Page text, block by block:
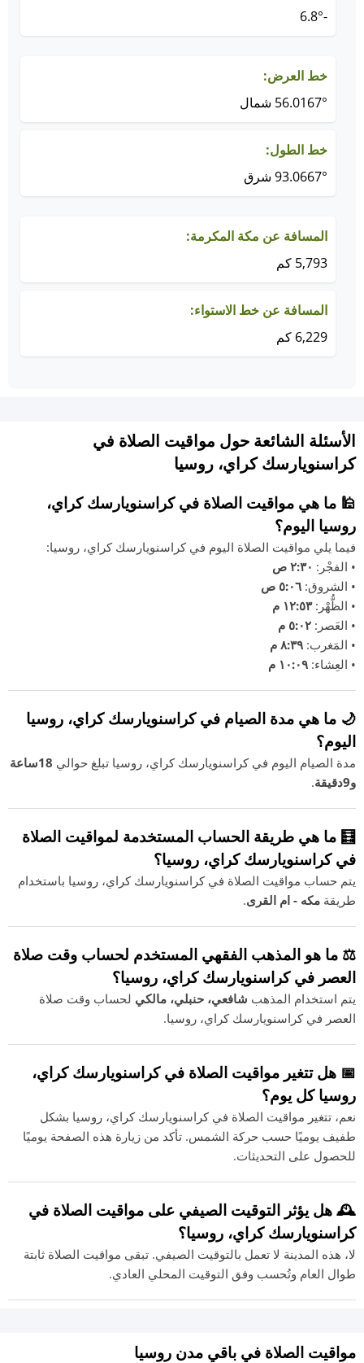
-6.8°
خط العرض:
56.0167° شمال
خط الطول:
93.0667° شرق
المسافة عن مكة المكرمة:
5,793 كم
المسافة عن خط الاستواء:
6,229 كم
الأسئلة الشائعة حول مواقيت الصلاة في
كراسنويارسك كراي، روسيا
🕌 ما هي مواقيت الصلاة في كراسنويارسك كراي،
روسيا اليوم؟
فيما يلي مواقيت الصلاة اليوم في كراسنويارسك كراي، روسيا:
• الفجْر: ٢:٣٠ ص
• الشروق: ٥:٠٦ ص
• الظُّهْر:١٢:٥٣ م
• العَصر: ٥:٠٢ م
• المَغرب: ٨:٣٩ م
• العِشاء: ١٠:٠٩ م
🌙 ما هي مدة الصيام في كراسنويارسك كراي، روسيا
اليوم؟
مدة الصيام اليوم في كراسنويارسك كراي، روسيا تبلغ حوالي
18ساعة
و9دقيقة
.
🧮 ما هي طريقة الحساب المستخدمة لمواقيت الصلاة
في كراسنويارسك كراي، روسيا؟
يتم حساب مواقيت الصلاة في كراسنويارسك كراي، روسيا باستخدام
طريقة مكه - ام القرى.
⚖️ ما هو المذهب الفقهي المستخدم لحساب وقت صلاة
العصر في كراسنويارسك كراي، روسيا؟
يتم استخدام المذهب شافعي، حنبلي، مالكي لحساب وقت صلاة
العصر في كراسنويارسك كراي، روسيا.
📅 هل تتغير مواقيت الصلاة في كراسنويارسك كراي،
روسيا كل يوم؟
نعم، تتغير مواقيت الصلاة في كراسنويارسك كراي، روسيا بشكل
طفيف يوميًا حسب حركة الشمس. تأكد من زيارة هذه الصفحة يوميًا
للحصول على التحديثات.
🕰️ هل يؤثر التوقيت الصيفي على مواقيت الصلاة في
كراسنويارسك كراي، روسيا؟
لا، هذه المدينة لا تعمل بالتوقيت الصيفي. تبقى مواقيت الصلاة ثابتة
طوال العام وتُحسب وفق التوقيت المحلي العادي.
مواقيت الصلاة في باقي مدن روسيا